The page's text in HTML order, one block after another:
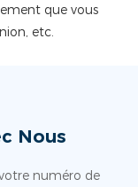
que vous
etc.
Nous
numéro de